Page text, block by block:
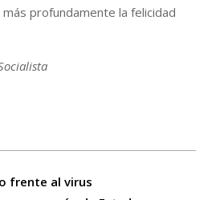
profundamente la felicidad
frente al virus